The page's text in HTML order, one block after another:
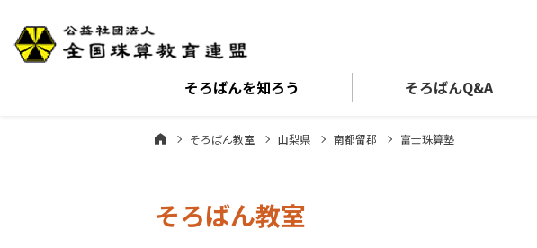
そろばんを知ろう そろばんQ&A
そろばん教室 山梨県 南都留郡 富士珠算塾
そろばん教室